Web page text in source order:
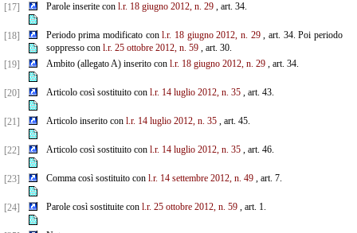
[17] Parole inserite con l.r. 18 giugno 2012, n. 29, art. 34.
[18] Periodo prima modificato conl.r. 18 giugno 2012, n. 29, art. 34. Poi periodo
soppresso con l.r. 25 ottobre 2012, n. 59, art. 30.
[19]
Ambito (allegato A) inserito con l.r. 18 giugno 2012, n. 29, art. 34.
[20] Articolo così sostituito con l.r. 14 luglio 2012, n. 35, art. 43.
[21] Articolo inserito con l.r. 14 luglio 2012, n. 35, art. 45.
[22] Articolo così sostituito con l.r. 14 luglio 2012, n. 35, art. 46.
[23] Comma così sostituito con l.r. 14 settembre 2012, n. 49, art. 7.
[24] Parole così sostituite con l.r. 25 ottobre 2012, n. 59, art. 1.